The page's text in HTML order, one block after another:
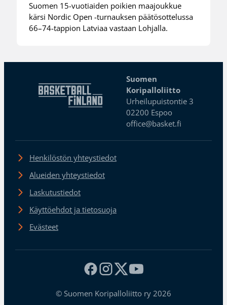
Suomen 15-vuotiaiden poikien maajoukkue
kärsi Nordic Open -turnauksen päätösottelussa
66–74-tappion Latviaa vastaan Lohjalla.
Suomen
Koripalloliitto
Urheilupuistontie 3
02200 Espoo
office@basket.fi
Henkilöstön yhteystiedot
Alueiden yhteystiedot
Laskutustiedot
Käyttöehdot ja tietosuoja
Evästeet
© Suomen Koripalloliitto ry 2026